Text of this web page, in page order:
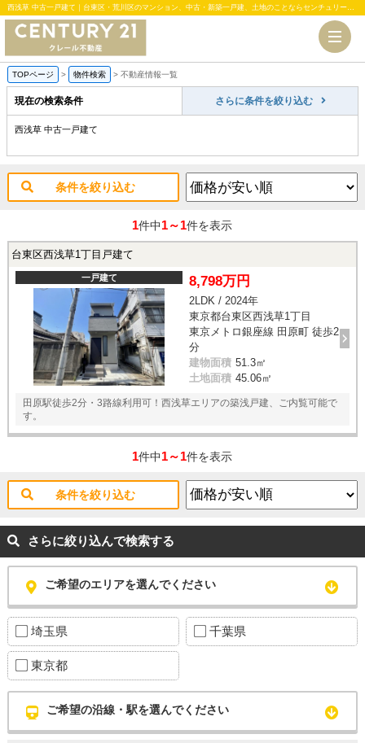
西浅草 中古一戸建て｜台東区・荒川区のマンション、中古・新築一戸建、土地のことならセンチュリー21クレール不動産
TOPページ > 物件検索 > 不動産情報一覧
現在の検索条件 さらに条件を絞り込む
西浅草 中古一戸建て
条件を絞り込む
1件中1～1件を表示
台東区西浅草1丁目戸建て
一戸建て 8,798万円
2LDK / 2024年
東京都台東区西浅草1丁目
東京メトロ銀座線 田原町 徒歩2
分
建物面積 51.3㎡
土地面積 45.06㎡
田原駅徒歩2分・3路線利用可！西浅草エリアの築浅戸建、ご内覧可能で
す。
1件中1～1件を表示
条件を絞り込む
さらに絞り込んで検索する
ご希望のエリアを選んでください
埼玉県 千葉県
東京都
ご希望の沿線・駅を選んでください